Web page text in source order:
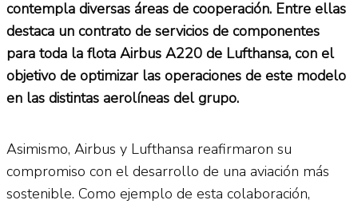
contempla diversas áreas de cooperación. Entre ellas
destaca un contrato de servicios de componentes
para toda la flota Airbus A220 de Lufthansa, con el
objetivo de optimizar las operaciones de este modelo
en las distintas aerolíneas del grupo.
Asimismo, Airbus y Lufthansa reafirmaron su
compromiso con el desarrollo de una aviación más
sostenible. Como ejemplo de esta colaboración,